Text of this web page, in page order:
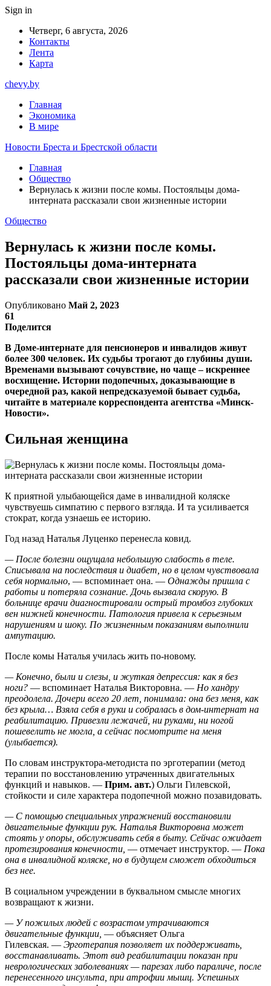
Sign in
Четверг, 6 августа, 2026
Контакты
Лента
Карта
chevy.by
Главная
Экономика
В мире
Новости Бреста и Брестской области
Главная
Общество
Вернулась к жизни после комы. Постояльцы дома-
интерната рассказали свои жизненные истории
Общество
Вернулась к жизни после комы.
Постояльцы дома-интерната
рассказали свои жизненные истории
Опубликовано Май 2, 2023
61
Поделится
В Доме-интернате для пенсионеров и инвалидов живут
более 300 человек. Их судьбы трогают до глубины души.
Временами вызывают сочувствие, но чаще – искреннее
восхищение. Истории подопечных, доказывающие в
очередной раз, какой непредсказуемой бывает судьба,
читайте в материале корреспондента агентства «Минск-
Новости».
Сильная женщина
К приятной улыбающейся даме в инвалидной коляске
чувствуешь симпатию с первого взгляда. И та усиливается
стократ, когда узнаешь ее историю.
Год назад Наталья Луценко перенесла ковид.
— После болезни ощущала небольшую слабость в теле.
Списывала на последствия и диабет, но в целом чувствовала
себя нормально, — вспоминает она. — Однажды пришла с
работы и потеряла сознание. Дочь вызвала скорую. В
больнице врачи диагностировали острый тромбоз глубоких
вен нижней конечности. Патология привела к серьезным
нарушениям и шоку. По жизненным показаниям выполнили
ампутацию.
После комы Наталья училась жить по-новому.
— Конечно, были и слезы, и жуткая депрессия: как я без
ноги? — вспоминает Наталья Викторовна. — Но хандру
преодолела. Дочери всего 20 лет, понимала: она без меня, как
без крыла… Взяла себя в руки и собралась в дом-интернат на
реабилитацию. Привезли лежачей, ни руками, ни ногой
пошевелить не могла, а сейчас посмотрите на меня
(улыбается).
По словам инструктора-методиста по эрготерапии (метод
терапии по восстановлению утраченных двигательных
функций и навыков. — Прим. авт.) Ольги Гилевской,
стойкости и силе характера подопечной можно позавидовать.
— С помощью специальных упражнений восстановили
двигательные функции рук. Наталья Викторовна может
стоять у опоры, обслуживать себя в быту. Сейчас ожидает
протезирования конечности, — отмечает инструктор. — Пока
она в инвалидной коляске, но в будущем сможет обходиться
без нее.
В социальном учреждении в буквальном смысле многих
возвращают к жизни.
— У пожилых людей с возрастом утрачиваются
двигательные функции, — объясняет Ольга
Гилевская. — Эрготерапия позволяет их поддерживать,
восстанавливать. Этот вид реабилитации показан при
неврологических заболеваниях — парезах либо параличе, после
перенесенного инсульта, при атрофии мышц. Успешных